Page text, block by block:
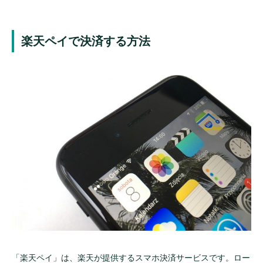
楽天ペイで決済する方法
「楽天ペイ」は、楽天が提供するスマホ決済サービスです。ロー